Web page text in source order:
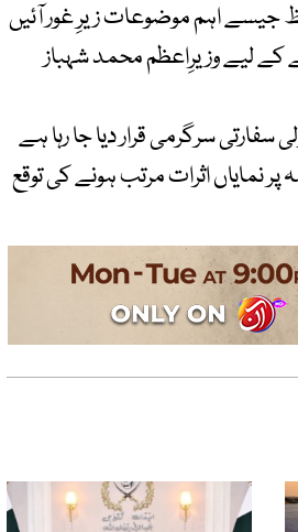
جیسے اہم موضوعات زیرِ غور آئیں
کے لیے وزیرِاعظم محمد شہباز
سرگرمی قرار دیا جا رہا ہے
نمایاں اثرات مرتب ہونے کی توقع